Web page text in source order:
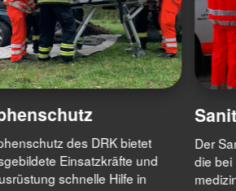
des DRK bietet
Einsatzkräfte und
schnelle Hilfe in
Der
die bei